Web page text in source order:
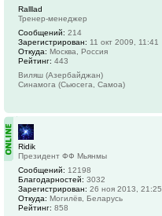
Ralllad
Тренер-менеджер
Сообщений: 214
Зарегистрирован: 11 окт 2009, 11:41
Откуда: Москва, Россия
Рейтинг: 443
Виляш (Азербайджан)
Синамога (Сьюсега, Самоа)
Ridik
Президент ФФ Мьянмы
Сообщений: 12198
Благодарностей: 3032
Зарегистрирован: 26 ноя 2013, 21:25
Откуда: Могилёв, Беларусь
Рейтинг: 858